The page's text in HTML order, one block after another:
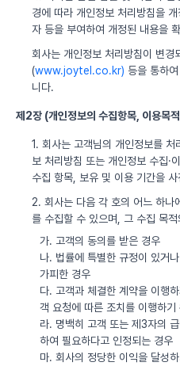
경에 따라 개인정보 처리방침을
자 등을 부여하여 개정된 내용을
회사는 개인정보 처리방침이 변경
(www.joytel.co.kr) 등을 통하
니다.
제2장 (개인정보의 수집항목, 이용목
1. 회사는 고객님의 개인정보를
보 처리방침 또는 개인정보 수집·
수집 항목, 보유 및 이용 기간을
2. 회사는 다음 각 호의 어느 하나
를 수집할 수 있으며, 그 수집 목
가. 고객의 동의를 받은 경우
나. 법률에 특별한 규정이 있거
가피한 경우
다. 고객과 체결한 계약을 이행
객 요청에 따른 조치를 이행하
라. 명백히 고객 또는 제3자의
하여 필요하다고 인정되는 경우
마. 회사의 정당한 이익을 달성